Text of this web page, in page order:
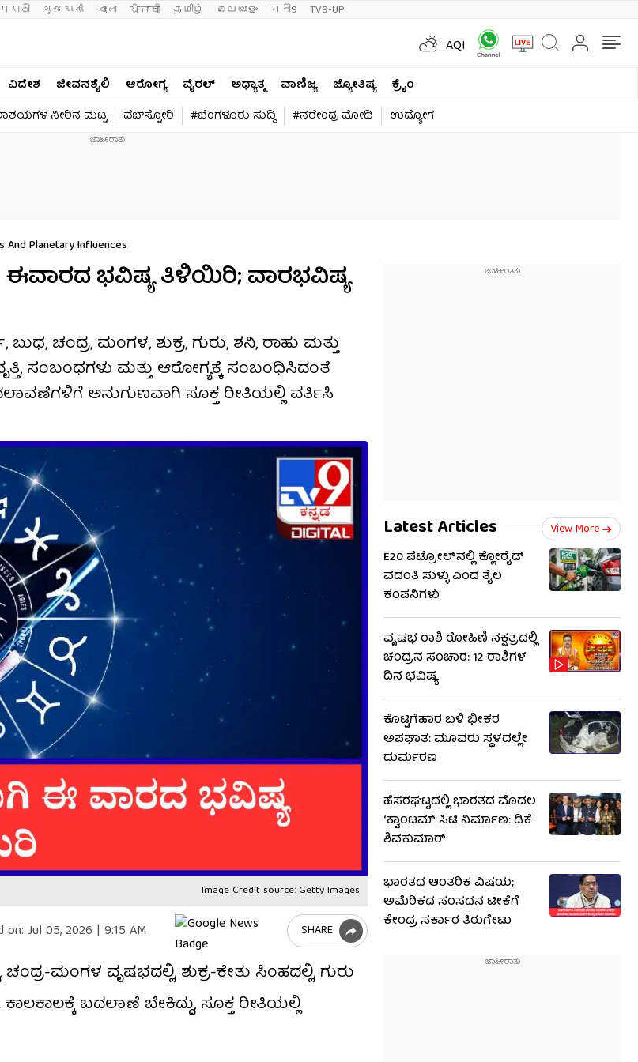
मराठी ગુજરાતી বাংলা ਪੰਜਾਬੀ தமிழ் മലയാളം मनी9 TV9-UP
AQI
ವಿದೇಶ ಜೀವನಶೈಲಿ ಆರೋಗ್ಯ ವೈರಲ್​ ಅಧ್ಯಾತ್ಮ ವಾಣಿಜ್ಯ ಜ್ಯೋತಿಷ್ಯ
ಕ್ರೈಂ
ನೀರಿನ ಮಟ್ಟ ವೆಬ್​ಸ್ಟೋರಿ #ಬೆಂಗಳೂರು ಸುದ್ದಿ #ನರೇಂದ್ರ ಮೋದಿ ಉದ್ಯೋಗ
And Planetary Influences
ಈವಾರದ ಭವಿಷ್ಯ ತಿಳಿಯಿರಿ; ವಾರಭವಿಷ್ಯ
ಚಂದ್ರ, ಮಂಗಳ, ಶುಕ್ರ, ಗುರು, ಶನಿ, ರಾಹು ಮತ್ತು
ಸಂಬಂಧಗಳು ಮತ್ತು ಆರೋಗ್ಯಕ್ಕೆ ಸಂಬಂಧಿಸಿದಂತೆ
ಅನುಗುಣವಾಗಿ ಸೂಕ್ತ ರೀತಿಯಲ್ಲಿ ವರ್ತಿಸಿ
Image Credit source: Getty Images
on: Jul 05, 2026 | 9:15 AM SHARE
ಮಂಗಳ ವೃಷಭದಲ್ಲಿ, ಶುಕ್ರ-ಕೇತು ಸಿಂಹದಲ್ಲಿ, ಗುರು
ಬದಲಾಣೆ ಬೇಕಿದ್ದು, ಸೂಕ್ತ ರೀತಿಯಲ್ಲಿ
Latest Articles View More
E20 ಪೆಟ್ರೋಲ್‌ನಲ್ಲಿ ಕ್ಲೋರೈಡ್
ವದಂತಿ ಸುಳ್ಳು ಎಂದ ತೈಲ
ಕಂಪನಿಗಳು
ವೃಷಭ ರಾಶಿ ರೋಹಿಣಿ ನಕ್ಷತ್ರದಲ್ಲಿ
ಚಂದ್ರನ ಸಂಚಾರ: 12 ರಾಶಿಗಳ
ದಿನ ಭವಿಷ್ಯ
ಕೊಟ್ಟಿಗೆಹಾರ ಬಳಿ ಭೀಕರ
ಅಪಘಾತ: ಮೂವರು ಸ್ಥಳದಲ್ಲೇ
ದುರ್ಮರಣ
ಹೆಸರಘಟ್ಟದಲ್ಲಿ ಭಾರತದ ಮೊದಲ
‘ಕ್ವಾಂಟಮ್ ಸಿಟಿ ನಿರ್ಮಾಣ: ಡಿಕೆ
ಶಿವಕುಮಾರ್
ಭಾರತದ ಆಂತರಿಕ ವಿಷಯ;
ಅಮೆರಿಕದ ಸಂಸದನ ಟೀಕೆಗೆ
ಕೇಂದ್ರ ಸರ್ಕಾರ ತಿರುಗೇಟು